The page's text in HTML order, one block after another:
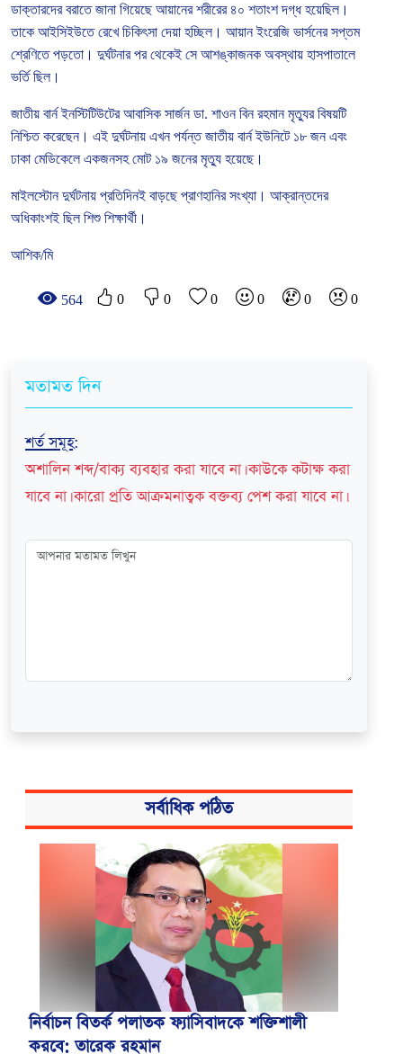
ডাক্তারদের বরাতে জানা গিয়েছে আয়ানের শরীরের ৪০ শতাংশ দগ্ধ হয়েছিল।
তাকে আইসিইউতে রেখে চিকিৎসা দেয়া হচ্ছিল। আয়ান ইংরেজি ভার্সনের সপ্তম
শ্রেণিতে পড়তো। দুর্ঘটনার পর থেকেই সে আশঙ্কাজনক অবস্থায় হাসপাতালে
ভর্তি ছিল।
জাতীয় বার্ন ইনস্টিটিউটের আবাসিক সার্জন ডা. শাওন বিন রহমান মৃত্যুর বিষয়টি
নিশ্চিত করেছেন। এই দুর্ঘটনায় এখন পর্যন্ত জাতীয় বার্ন ইউনিটে ১৮ জন এবং
ঢাকা মেডিকেলে একজনসহ মোট ১৯ জনের মৃত্যু হয়েছে।
মাইলস্টোন দুর্ঘটনায় প্রতিদিনই বাড়ছে প্রাণহানির সংখ্যা। আক্রান্তদের
অধিকাংশই ছিল শিশু শিক্ষার্থী।
আশিক/মি
564 0 0 0 0 0 0
মতামত দিন
শর্ত সমূহ:
অশালিন শব্দ/বাক্য ব্যবহার করা যাবে না। কাউকে কটাক্ষ করা
যাবে না। কারো প্রতি আক্রমনাত্বক বক্তব্য পেশ করা যাবে না।
সর্বাধিক পঠিত
নির্বাচন বিতর্ক পলাতক ফ্যাসিবাদকে শক্তিশালী
করবে: তারেক রহমান